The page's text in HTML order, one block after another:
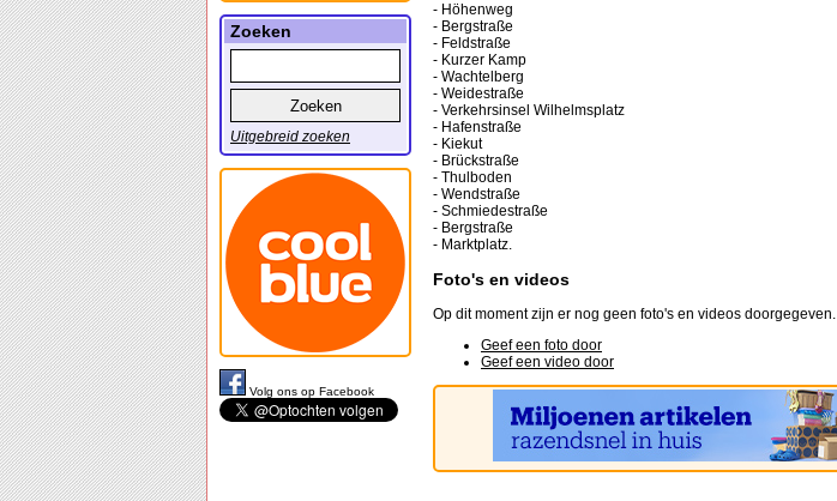
- Höhenweg
- Bergstraße
- Feldstraße
- Kurzer Kamp
- Wachtelberg
- Weidestraße
- Verkehrsinsel Wilhelmsplatz
- Hafenstraße
- Kiekut
- Brückstraße
- Thulboden
- Wendstraße
- Schmiedestraße
- Bergstraße
- Marktplatz.
Foto's en videos
Op dit moment zijn er nog geen foto's en videos doorgegeven.
Geef een foto door
Geef een video door
Zoeken
Uitgebreid zoeken
Volg ons op Facebook